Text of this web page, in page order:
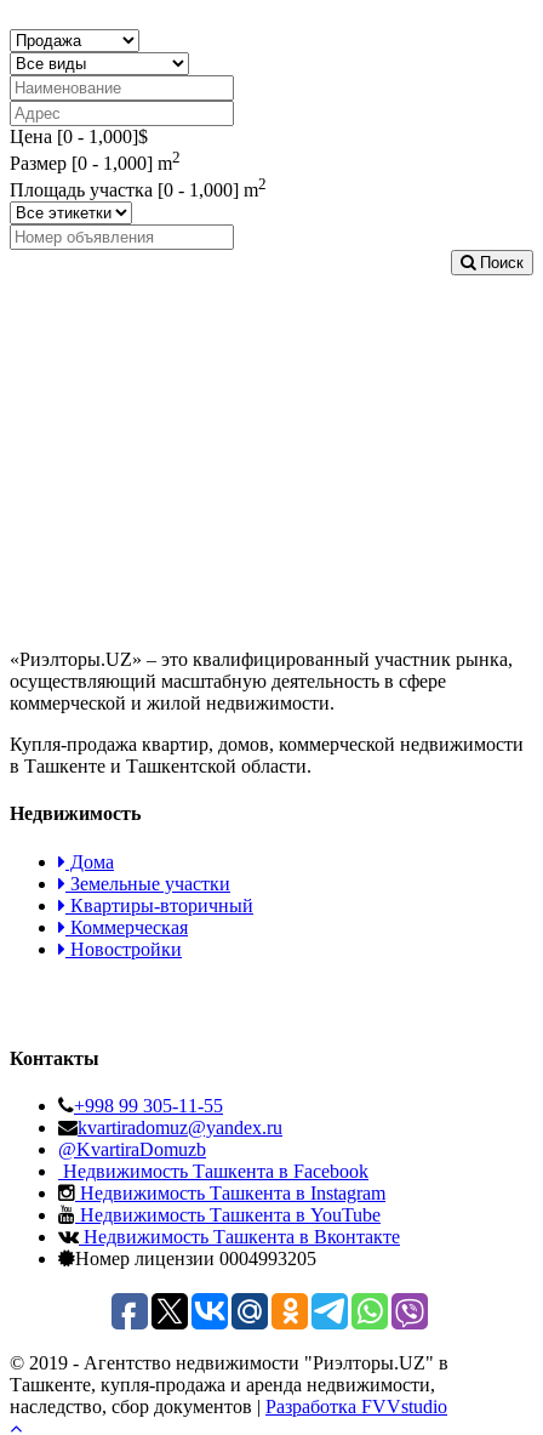
Цена [0 - 1,000]$
Размер [0 - 1,000] m2
Площадь участка [0 - 1,000] m2
Поиск
«Риэлторы.UZ» – это квалифицированный участник рынка,
осуществляющий масштабную деятельность в сфере
коммерческой и жилой недвижимости.
Купля-продажа квартир, домов, коммерческой недвижимости
в Ташкенте и Ташкентской области.
Недвижимость
Дома
Земельные участки
Квартиры-вторичный
Коммерческая
Новостройки
Контакты
+998 99 305-11-55
kvartiradomuz@yandex.ru
@KvartiraDomuzb
Недвижимость Ташкента в Facebook
Недвижимость Ташкента в Instagram
Недвижимость Ташкента в YouTube
Недвижимость Ташкента в Вконтакте
Номер лицензии 0004993205
© 2019 - Агентство недвижимости "Риэлторы.UZ" в
Ташкенте, купля-продажа и аренда недвижимости,
наследство, сбор документов | Разработка FVVstudio